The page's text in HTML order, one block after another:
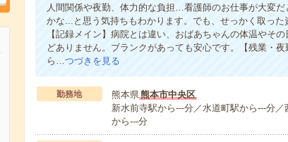
人間関係や夜勤、体力的な負担…看護師のお仕事が大変
かな...と思う気持ちもわかります。でも、せっかく取った
【記録メイン】病院とは違い、おばあちゃんの体温やそ
どありません。ブランクがあっても安心です。【残業・
ら…つづきを見る
勤務地 熊本県熊本市中央区
新水前寺駅から---分／水道町駅から---分
から---分